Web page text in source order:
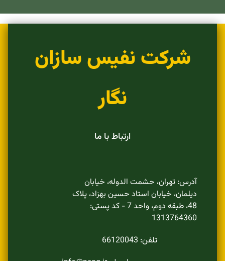
شرکت نفیس سازان
نگار
ارتباط با ما
آدرس: تهران، حشمت الدوله، خیابان
دیلمان، خیابان استاد حسین بهزاد، پلاک
48، طبقه دوم، واحد 7 - کد پستی:
1313764360
تلفن: 66120043